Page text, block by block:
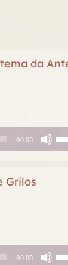
da
00:00
Grilos
00:00